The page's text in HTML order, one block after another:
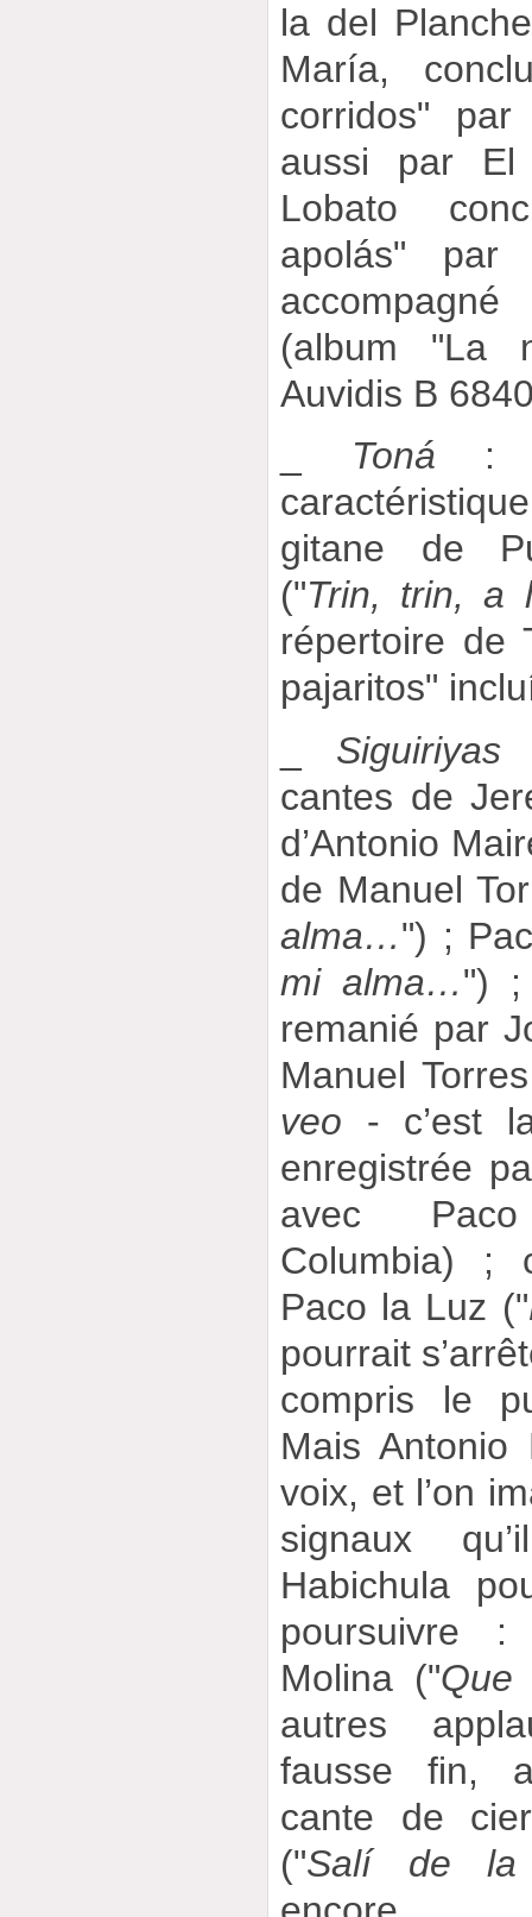
la del
María,
corridos"
aussi par El
Lobato
apolás" par
(album "La
Auvidis B
Toná :
gitane de
("Trin, trin, a
répertoire de
pajaritos"
Siguiriyas
cantes de
d’Antonio
de Manuel
alma…") ;
mi alma…") ;
remanié par
Manuel
veo - c’est
enregistrée
avec
Columbia) ;
Paco la Luz ("
pourrait
compris le
Mais
voix, et l’on
signaux
Habichula
poursuivre
Molina ("Que
autres
fausse fin,
cante de
("Salí de la